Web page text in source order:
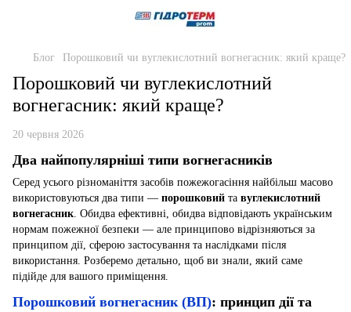
Блог Порошковий чи вуглекислотний вогнегасник: який краще?
Порошковий чи вуглекислотний
вогнегасник: який краще?
20 червня 2026
Два найпопулярніші типи вогнегасників
Серед усього різноманіття засобів пожежогасіння найбільш масово
використовуються два типи — порошковий та вуглекислотний
вогнегасник. Обидва ефективні, обидва відповідають українським
нормам пожежної безпеки — але принципово відрізняються за
принципом дії, сферою застосування та наслідками після
використання. Розберемо детально, щоб ви знали, який саме
підійде для вашого приміщення.
Порошковий вогнегасник (ВП): принцип дії та